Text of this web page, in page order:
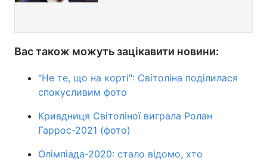
Вас також можуть зацікавити новини:
"Не те, що на корті": Світоліна поділилася
спокусливим фото
Кривдниця Світоліної виграла Ролан
Гаррос-2021 (фото)
Олімпіада-2020: стало відомо, хто